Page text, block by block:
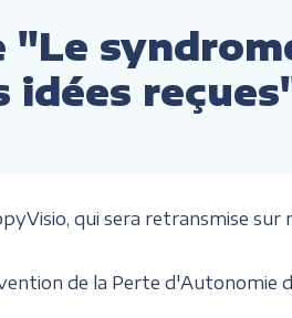
idées
qui sera retransmise sur
de la Perte d'Autonomie